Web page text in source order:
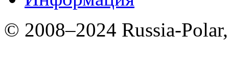
© 2008–2024 Russia-